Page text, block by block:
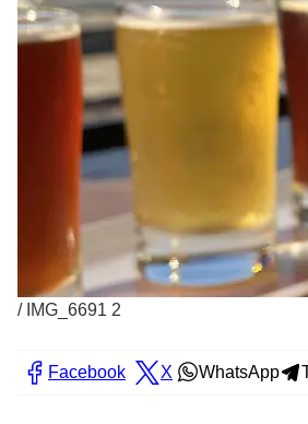
/ IMG_6691 2
Facebook X WhatsApp